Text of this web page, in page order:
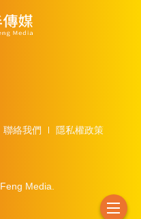
聯絡我們
隱私權政策
Media.